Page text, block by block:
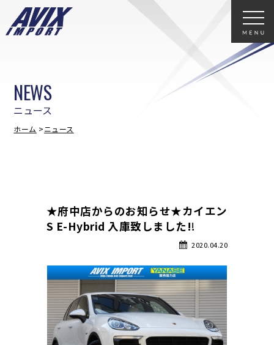
ニュース
NEWS
ホーム ニュース
★府中店からのお知らせ★カイエン
S E-Hybrid 入庫致しました‼
2020.04.20